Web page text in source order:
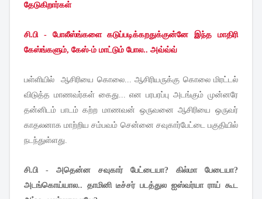
தேடுகிறார்கள்
சி.பி - போலீஸ்ங்களை கடுப்படிக்கறதுக்குன்னே இந்த மாதிரி
கேஸ்ங்களும், கேஸ்-ம் மாட்டும் போல.. அவ்வ்வ்
பள்ளியில்
ஆசிரியை கொலை... ஆசிரியருக்கு கொலை மிரட்டல்
விடுத்த மாணவர்கள் கைது... என பரபரப்பு அடங்கும் முன்னரே
தன்னிடம் பாடம் கற்ற மாணவன் ஒருவனை ஆசிரியை ஒருவர்
காதலனாக மாற்றிய சம்பவம் சென்னை சவுகார்பேட்டை பகுதியில்
நடந்துள்ளது.
சி.பி - அதென்ன சவுகார் பேட்டையா? கில்மா பேடையா?
அடங்கொய்யால.. தாமினி டீச்சர் படத்துல ஐஸ்வர்யா ராய் கூட